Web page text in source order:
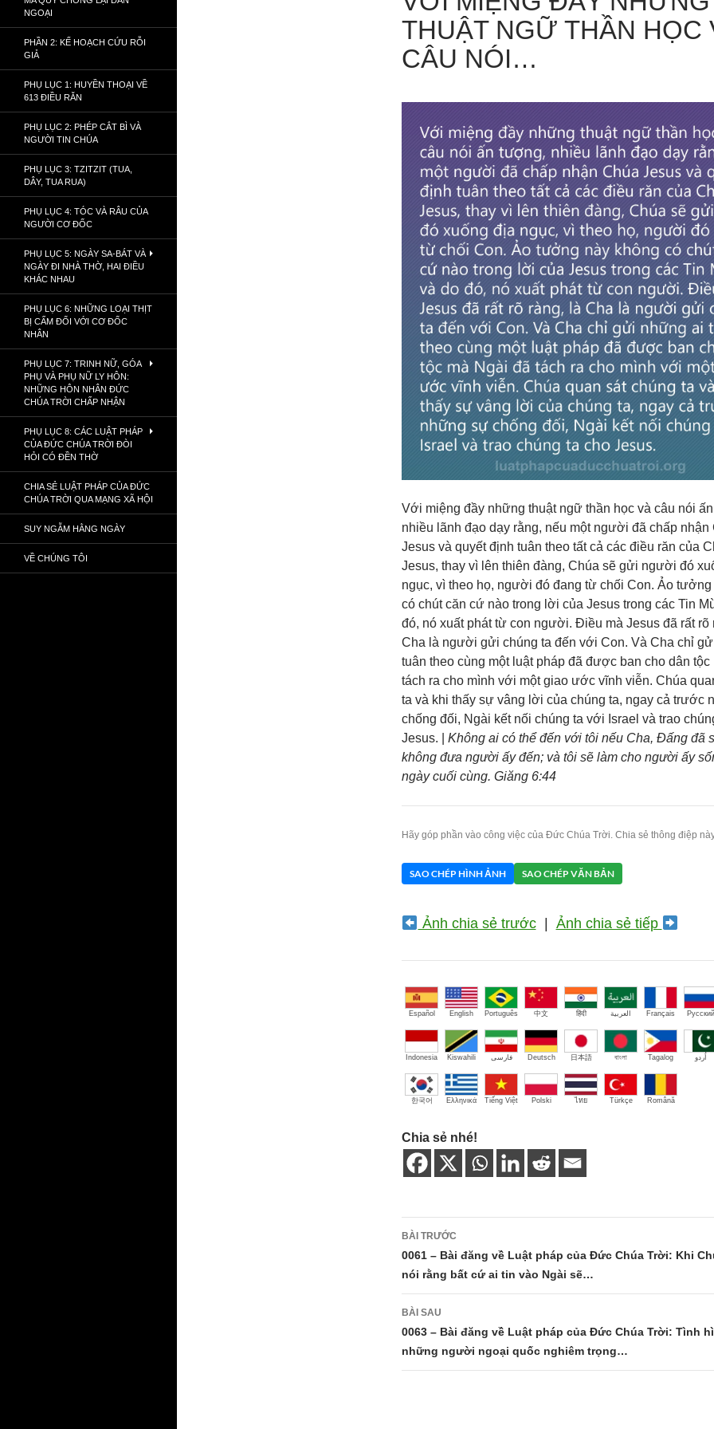
THUẬT NGỮ THẦN HỌC
CÂU NÓI…
Với miệng đầy những thuật ngữ thần học và câu nói
nhiều lãnh đạo dạy rằng, nếu một người đã chấp nhận
Jesus và quyết định tuân theo tất cả các điều răn của
Jesus, thay vì lên thiên đàng, Chúa sẽ gửi người đó
ngục, vì theo họ, người đó đang từ chối Con. Ảo
có chút căn cứ nào trong lời của Jesus trong các Tin
đó, nó xuất phát từ con người. Điều mà Jesus đã rất rõ
Cha là người gửi chúng ta đến với Con. Và Cha chỉ
tuân theo cùng một luật pháp đã được ban cho dân tộc
tách ra cho mình với một giao ước vĩnh viễn. Chúa
ta và khi thấy sự vâng lời của chúng ta, ngay cả trước
chống đối, Ngài kết nối chúng ta với Israel và trao
Jesus. | Không ai có thể đến với tôi nếu Cha, Đấng đã
không đưa người ấy đến; và tôi sẽ làm cho người ấy
ngày cuối cùng. Giăng 6:44
Hãy góp phần vào công việc của Đức Chúa Trời. Chia sẻ thông điệp
SAO CHÉP HÌNH ẢNH SAO CHÉP VĂN BẢN
Ảnh chia sẻ trước| Ảnh chia sẻ tiếp
Español English Português 中文 हिंदी العربية Français Русский
Indonesia Kiswahili فارسی Deutsch 日本語 বাংলা Tagalog اُردو
한국어 Ελληνικά Tiếng Việt Polski ไทย Türkçe Română
Chia sẻ nhé!
Điều
hướng
bài
viết
BÀI TRƯỚC
0061 – Bài đăng về Luật pháp của Đức Chúa Trời: Khi
nói rằng bất cứ ai tin vào Ngài sẽ…
BÀI SAU
0063 – Bài đăng về Luật pháp của Đức Chúa Trời: Tình
những người ngoại quốc nghiêm trọng…
NGOẠI
PHẦN 2: KẾ HOẠCH CỨU RỖI
GIẢ
PHỤ LỤC 1: HUYỀN THOẠI VỀ
613 ĐIỀU RĂN
PHỤ LỤC 2: PHÉP CẮT BÌ VÀ
NGƯỜI TIN CHÚA
PHỤ LỤC 3: TZITZIT (TUA,
DÂY, TUA RUA)
PHỤ LỤC 4: TÓC VÀ RÂU CỦA
NGƯỜI CƠ ĐỐC
PHỤ LỤC 5: NGÀY SA-BÁT VÀ
NGÀY ĐI NHÀ THỜ, HAI ĐIỀU
KHÁC NHAU
PHỤ LỤC 6: NHỮNG LOẠI THỊT
BỊ CẤM ĐỐI VỚI CƠ ĐỐC
NHÂN
PHỤ LỤC 7: TRINH NỮ, GÓA
PHỤ VÀ PHỤ NỮ LY HÔN:
NHỮNG HÔN NHÂN ĐỨC
CHÚA TRỜI CHẤP NHẬN
PHỤ LỤC 8: CÁC LUẬT PHÁP
CỦA ĐỨC CHÚA TRỜI ĐÒI
HỎI CÓ ĐỀN THỜ
CHIA SẺ LUẬT PHÁP CỦA ĐỨC
CHÚA TRỜI QUA MẠNG XÃ HỘI
SUY NGẪM HẰNG NGÀY
VỀ CHÚNG TÔI